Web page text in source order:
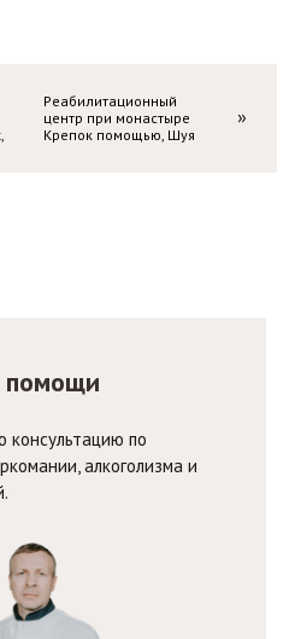
Реабилитационный
центр при монастыре
Крепок помощью, Шуя
»
помощи
консультацию по
алкоголизма и